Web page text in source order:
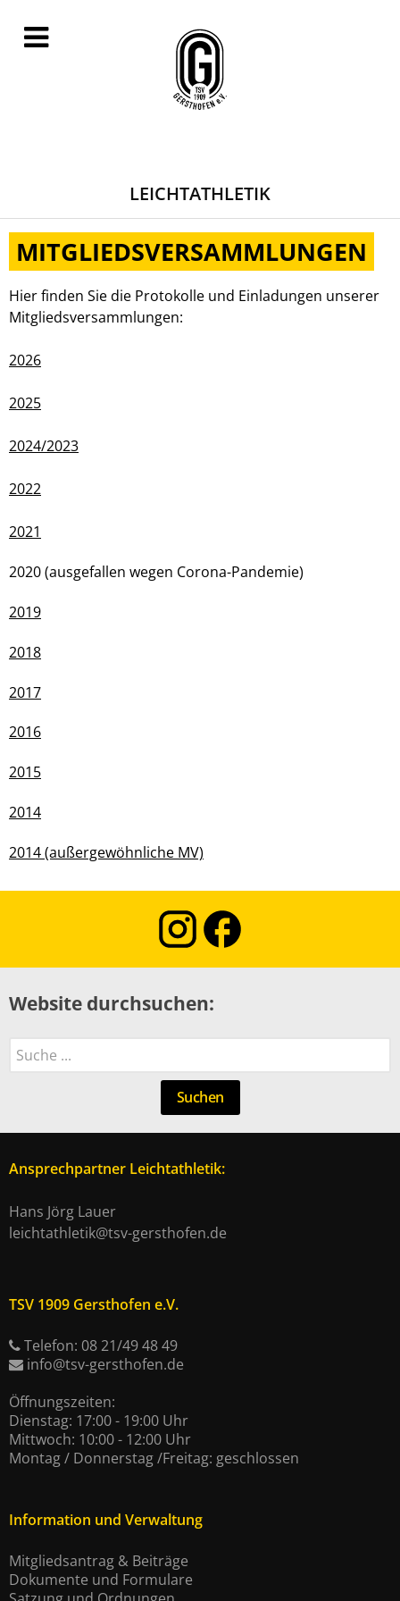
LEICHTATHLETIK
MITGLIEDSVERSAMMLUNGEN
Hier finden Sie die Protokolle und Einladungen unserer
Mitgliedsversammlungen:
2026
2025
2024/2023
2022
2021
2020 (ausgefallen wegen Corona-Pandemie)
2019
2018
2017
2016
2015
2014
2014 (außergewöhnliche MV)
Website durchsuchen:
Suchen
Suchen
Ansprechpartner Leichtathletik:
Hans Jörg Lauer
leichtathletik@tsv-gersthofen.de
TSV 1909 Gersthofen e.V.
Telefon: 08 21/49 48 49
info@tsv-gersthofen.de
Öffnungszeiten:
Dienstag: 17:00 - 19:00 Uhr
Mittwoch: 10:00 - 12:00 Uhr
Montag / Donnerstag /Freitag: geschlossen
Information und Verwaltung
Mitgliedsantrag & Beiträge
Dokumente und Formulare